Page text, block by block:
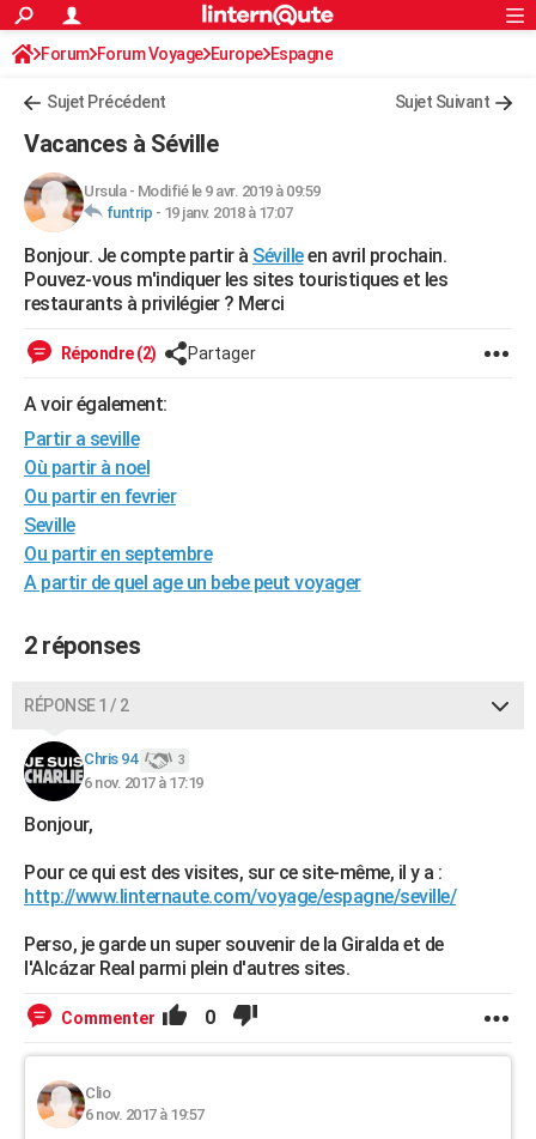
ACTUALITÉS
Politique
Société
Faits Divers
Education
Monde
Villes
+
FINANCE
Retraite
Impôts
Epargne
Immobilier
Risques naturels par ville
Banque
Assurance
Crédit
AUTO
Essais
Réserver un essai
Citadines
Berlines
SUV
Forum auto
+HIGH-TECH
Mobiles
Meilleur smartphone
Internet
Ordinateurs
Jeux vidéo
Guide high-tech
+
Forum
Aménagement intérieur
Extérieur
Cuisine
Salle de bains
Jardinage
Rangement
WEEK-END
Guides de France
Escapades
Patrimoine
Expositions
Musées
Week-end nature
+LIFESTYLE
Art de vivre
Bien-être
Loisirs
Mode
Modes de vie
SANTE
Alimentation
Guide de la santé
Maladies
Médicaments
Sommeil
VOYAGE
Destinations
City break
Voyage nature
Voyage de noces
Forum
Climat
+PHOTO
BONS PLANS
CARTE DE VOEUX
Carte de Noël
Carte Bonne année
Carte Saint-Valentin
Carte Pâques
Carte d'anniversaire
DICTIONNAIRE
Dictionnaire
Biographies
Citations
Expressions
Proverbes
S'inscrire
Se connecter
Lycées
Collèges
Primaires
Universités
Entreprises
Service militaire
Avis de recherche
AVIS DE DÉCÈS
FORUM
S'inscrire
Connexion
Forum Forum Voyage Europe Espagne
Sujet Précédent Sujet Suivant
Vacances à Séville
Ursula- Modifié le 9 avr. 2019 à 09:59
funtrip - 19 janv. 2018 à 17:07
Bonjour. Je compte partir à Sévilleen avril prochain.
Pouvez-vous m'indiquer les sites touristiques et les
restaurants à privilégier ? Merci
Répondre (2) Partager
A voir également:
Partir a seville
Où partir à noel
Ou partir en fevrier
Seville
Ou partir en septembre
A partir de quel age un bebe peut voyager
2 réponses
RÉPONSE 1 / 2
Chris 94 3
6 nov. 2017 à 17:19
Bonjour,
Pour ce qui est des visites, sur ce site-même, il y a :
http://www.linternaute.com/voyage/espagne/seville/
Perso, je garde un super souvenir de la Giralda et de
l'Alcázar Real parmi plein d'autres sites.
Commenter 0
Clio
6 nov. 2017 à 19:57